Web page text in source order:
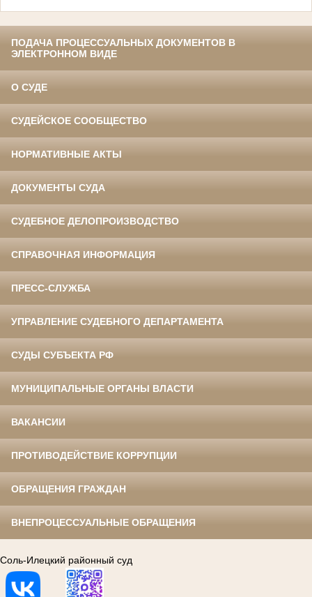
ПОДАЧА ПРОЦЕССУАЛЬНЫХ ДОКУМЕНТОВ В
ЭЛЕКТРОННОМ ВИДЕ
О СУДЕ
СУДЕЙСКОЕ СООБЩЕСТВО
НОРМАТИВНЫЕ АКТЫ
ДОКУМЕНТЫ СУДА
СУДЕБНОЕ ДЕЛОПРОИЗВОДСТВО
СПРАВОЧНАЯ ИНФОРМАЦИЯ
ПРЕСС-СЛУЖБА
УПРАВЛЕНИЕ СУДЕБНОГО ДЕПАРТАМЕНТА
СУДЫ СУБЪЕКТА РФ
МУНИЦИПАЛЬНЫЕ ОРГАНЫ ВЛАСТИ
ВАКАНСИИ
ПРОТИВОДЕЙСТВИЕ КОРРУПЦИИ
ОБРАЩЕНИЯ ГРАЖДАН
ВНЕПРОЦЕССУАЛЬНЫЕ ОБРАЩЕНИЯ
Соль-Илецкий районный суд